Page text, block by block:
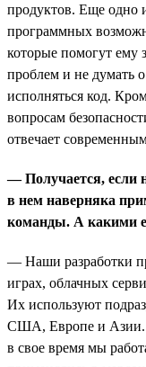
продуктов. Еще одно
программных
которые помогут ему
проблем и не думать
исполняться код.
вопросам
отвечает
— Получается, если
в нем наверняка
команды. А какими
— Наши разработки
играх, облачных
Их используют
США, Европе и Азии.
в свое время мы